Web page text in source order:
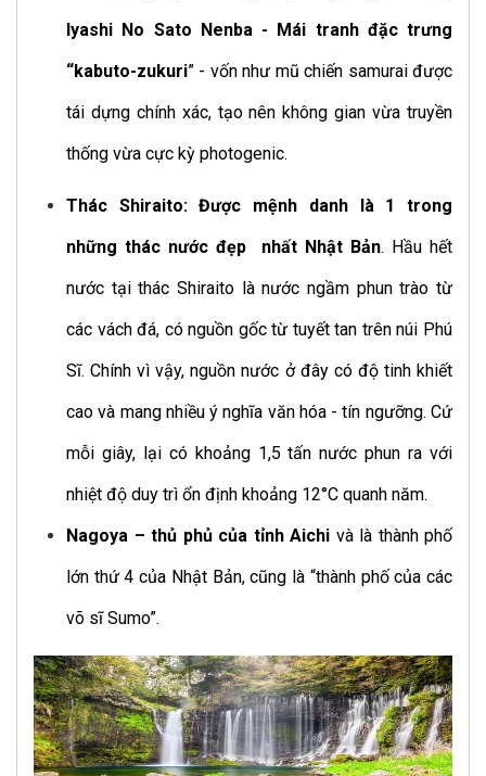
Iyashi No Sato Nenba - Mái tranh đặc trưng
“kabuto-zukuri” - vốn như mũ chiến samurai được
tái dựng chính xác, tạo nên không gian vừa truyền
thống vừa cực kỳ photogenic.
Thác Shiraito: Được mệnh danh là 1 trong
những thác nước đẹp nhất Nhật Bản. Hầu hết
nước tại thác Shiraito là nước ngầm phun trào từ
các vách đá, có nguồn gốc từ tuyết tan trên núi Phú
Sĩ. Chính vì vậy, nguồn nước ở đây có độ tinh khiết
cao và mang nhiều ý nghĩa văn hóa - tín ngưỡng. Cứ
mỗi giây, lại có khoảng 1,5 tấn nước phun ra với
nhiệt độ duy trì ổn định khoảng 12°C quanh năm.
Nagoya – thủ phủ của tỉnh Aichi và là thành phố
lớn thứ 4 của Nhật Bản, cũng là “thành phố của các
võ sĩ Sumo”.